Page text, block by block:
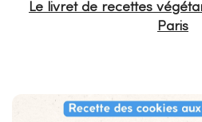
Le livret de recettes
Paris